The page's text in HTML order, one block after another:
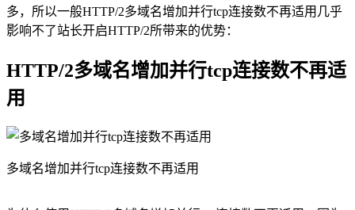
多，所以一般HTTP/2多域名增加并行tcp连接数不再适用几乎
影响不了站长开启HTTP/2所带来的优势：
HTTP/2多域名增加并行tcp连接数不再适
用
多域名增加并行tcp连接数不再适用